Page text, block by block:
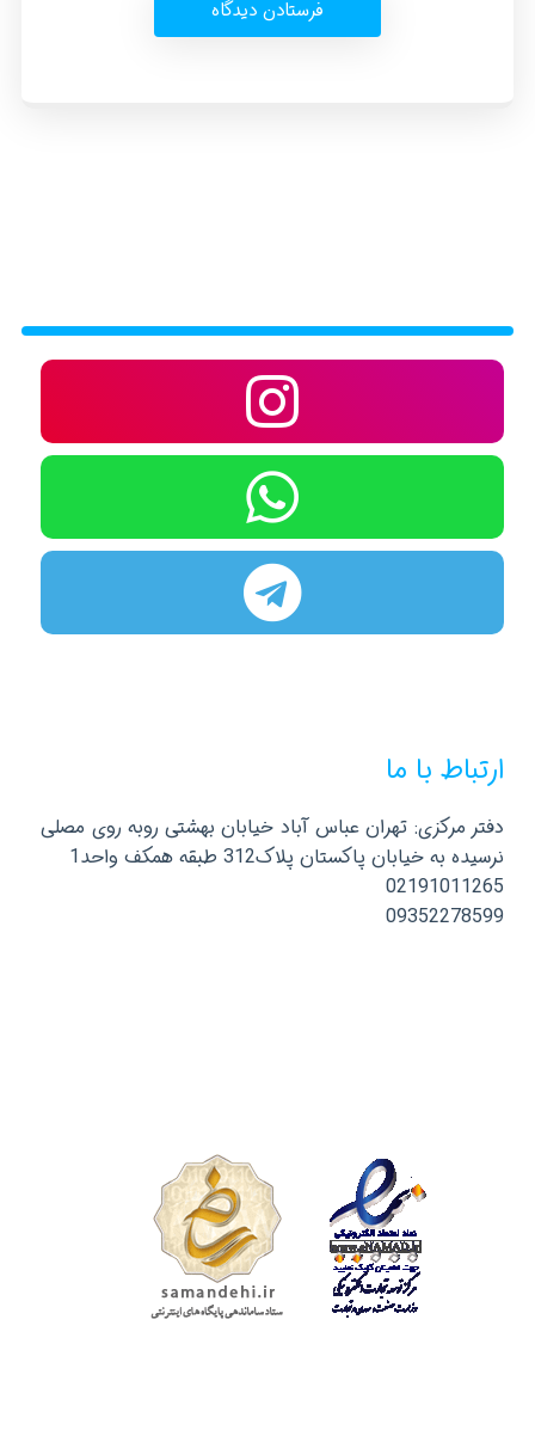
ارتباط با ما
دفتر مرکزی: تهران عباس آباد خیابان بهشتی روبه روی مصلی
نرسیده به خیابان پاکستان پلاک312 طبقه همکف واحد1
02191011265
09352278599